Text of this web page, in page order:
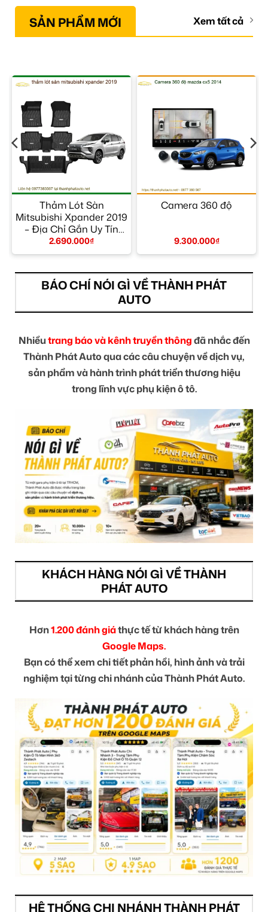
SẢN PHẨM MỚI Xem tất cả
Thảm Lót Sàn
Mitsubishi Xpander 2019
– Địa Chỉ Gắn Uy Tín
TPHCM
2.690.000₫
Camera 360 độ
9.300.000₫
BÁO CHÍ NÓI GÌ VỀ THÀNH PHÁT
AUTO
Nhiềutrang báo và kênh truyền thôngđã nhắc đến
Thành Phát Auto qua các câu chuyện về dịch vụ,
sản phẩm và hành trình phát triển thương hiệu
trong lĩnh vực phụ kiện ô tô.
KHÁCH HÀNG NÓI GÌ VỀ THÀNH
PHÁT AUTO
Hơn1.200 đánh giáthực tế từ khách hàng trên
Google Maps.
Bạn có thể xem chi tiết phản hồi, hình ảnh và trải
nghiệm tại từng chi nhánh của Thành Phát Auto.
HỆ THỐNG CHI NHÁNH THÀNH PHÁT